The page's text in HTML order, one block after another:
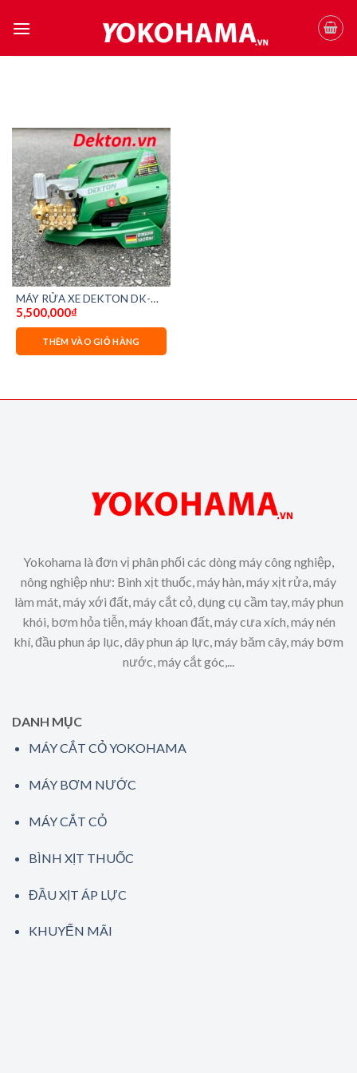
MÁY RỬA XE DEKTON DK-
HPW2350A
5,500,000₫
THÊM VÀO GIỎ HÀNG
Yokohama là đơn vị phân phối các dòng máy công nghiệp,
nông nghiệp như: Bình xịt thuốc, máy hàn, máy xịt rửa, máy
làm mát, máy xới đất, máy cắt cỏ, dụng cụ cầm tay, máy phun
khói, bơm hỏa tiễn, máy khoan đất, máy cưa xích, máy nén
khí, đầu phun áp lục, dây phun áp lực, máy băm cây, máy bơm
nước, máy cắt góc,...
DANH MỤC
MÁY CẮT CỎ YOKOHAMA
MÁY BƠM NƯỚC
MÁY CẮT CỎ
BÌNH XỊT THUỐC
ĐẦU XỊT ÁP LỰC
KHUYẾN MÃI